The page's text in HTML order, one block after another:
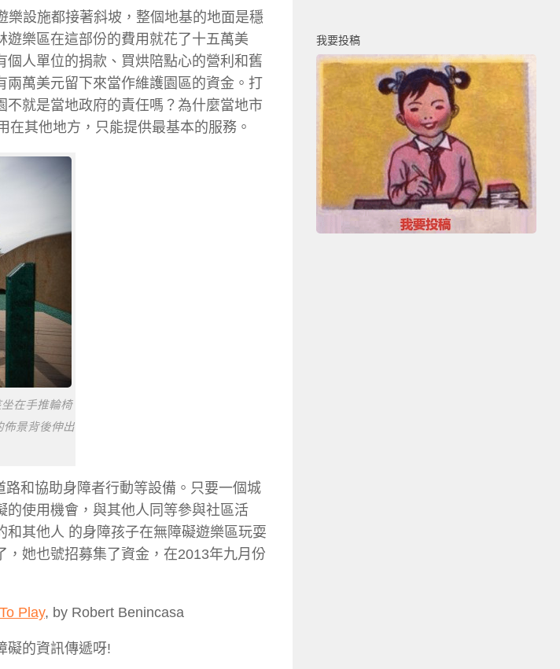
設施都接著斜坡，整個地基的地面是穩
樂區在這部份的費用就花了十五萬美
人單位的捐款、買烘陪點心的營利和舊
萬美元留下來當作維護園區的資金。打
就是當地政府的責任嗎？為什麼當地市
其他地方，只能提供最基本的服務。
在手推輪椅
佈景背後伸出
和協助身障者行動等設備。只要一個城
使用機會，與其他人同等參與社區活
其他人 的身障孩子在無障礙遊樂區玩耍
她也號招募集了資金，在2013年九月份
Play, by Robert Benincasa
礙的資訊傳遞呀!
我要投稿